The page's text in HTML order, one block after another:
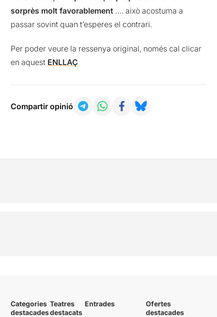
sorprès molt favorablement …. això acostuma a
passar sovint quan t’esperes el contrari.
Per poder veure la ressenya original, només cal clicar
en aquest ENLLAÇ
Compartir opinió
Categories
destacades
Teatres
destacats
Entrades
Ofertes
destacades